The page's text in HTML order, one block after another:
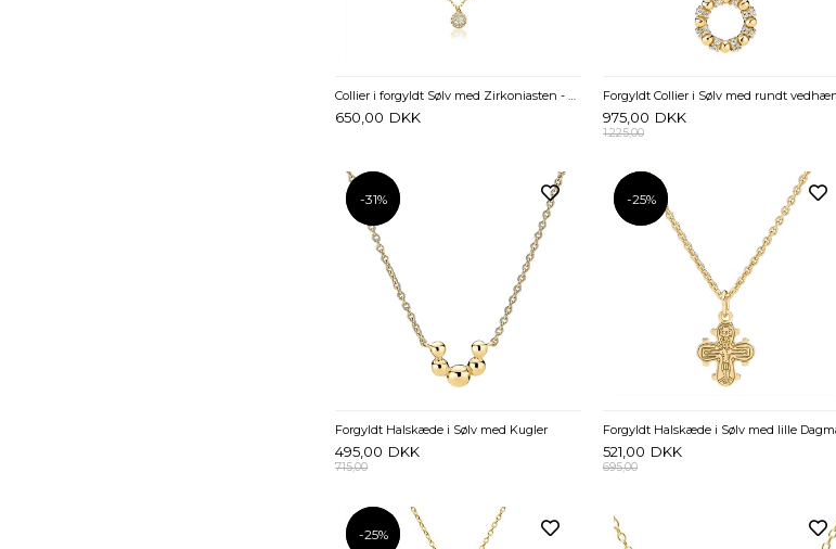
650,00 DKK
Forgyldt Collier i Sølv med rundt
975,00 DKK
1.225,00
-31%
-31%
Forgyldt Halskæde i Sølv med Kugler
495,00 DKK
715,00
-25%
-25%
521,00 DKK
695,00
-25%
-25%